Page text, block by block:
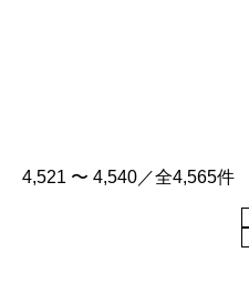
4,521 〜 4,540／全4,565件